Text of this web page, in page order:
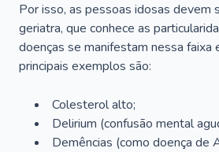
Por isso, as pessoas idosas devem
geriatra, que conhece as
doenças se manifestam nessa faixa
principais exemplos são:
Colesterol alto;
Delirium (confusão mental
Demências (como doença de